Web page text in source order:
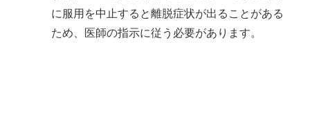
に服用を中止すると離脱症状が出ることがある
ため、医師の指示に従う必要があります。